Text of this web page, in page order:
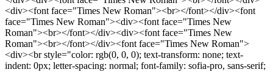
<div><font face="Times New Roman"><br></font></div><font
face="Times New Roman"><div><font face="Times New
Roman"><br></font></div><div><font face="Times New
Roman"><br></font></div><font face="Times New Roman">
<div><br style="color: rgb(0, 0, 0); text-transform: none; text-
indent: 0px; letter-spacing: normal; font-family: sofia-pro, sans-serif;